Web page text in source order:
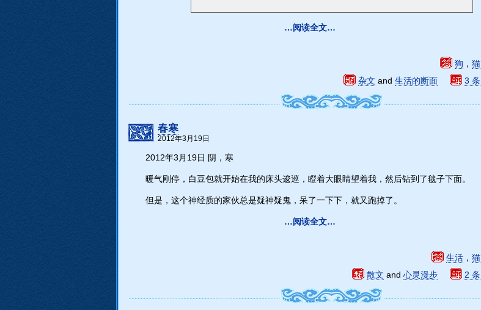
…阅读全文…
狗 ， 猫
3 条
杂文 and 生活的断面
春寒
2012年3月19日
2012年3月19日 阴，寒
暖气刚停，白豆包就开始在我的床头逡巡，瞪着大眼睛望着我，然后钻到了毯子下面。
但是，这个神经质的家伙总是疑神疑鬼，呆了一下下，就又跑掉了。
…阅读全文…
生活 ， 猫
2 条
散文 and 心灵漫步